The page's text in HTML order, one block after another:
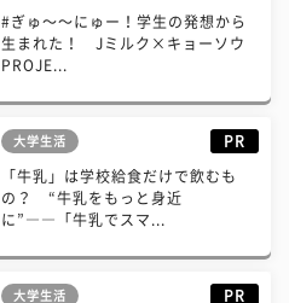
#ぎゅ〜〜にゅー！学生の発想から
生まれた！ Jミルク×キョーソウ
PROJE...
大学生活 PR
「牛乳」は学校給食だけで飲むも
の？ “牛乳をもっと身近
に”――「牛乳でスマ...
大学生活 PR